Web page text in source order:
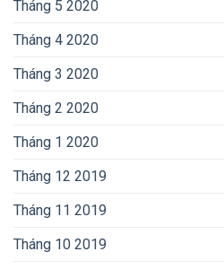
Tháng 5 2020
Tháng 4 2020
Tháng 3 2020
Tháng 2 2020
Tháng 1 2020
Tháng 12 2019
Tháng 11 2019
Tháng 10 2019